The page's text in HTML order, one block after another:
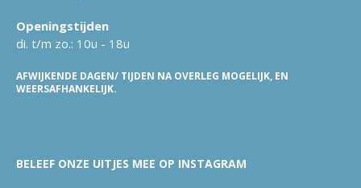
Openingstijden
di. t/m zo.: 10u - 18u
AFWIJKENDE DAGEN/ TIJDEN NA OVERLEG MOGELIJK, EN
WEERSAFHANKELIJK.
BELEEF ONZE UITJES MEE OP INSTAGRAM